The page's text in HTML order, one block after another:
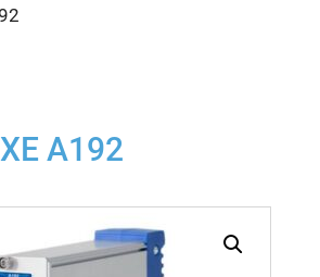
A192